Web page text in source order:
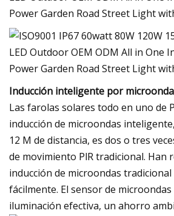
Inducción inteligente por
Las farolas solares todo en uno de
inducción de microondas
12 M de distancia, es dos o tres
de movimiento PlR tradicional. Han
inducción de microondas
fácilmente. El sensor de
iluminación efectiva, un ahorro